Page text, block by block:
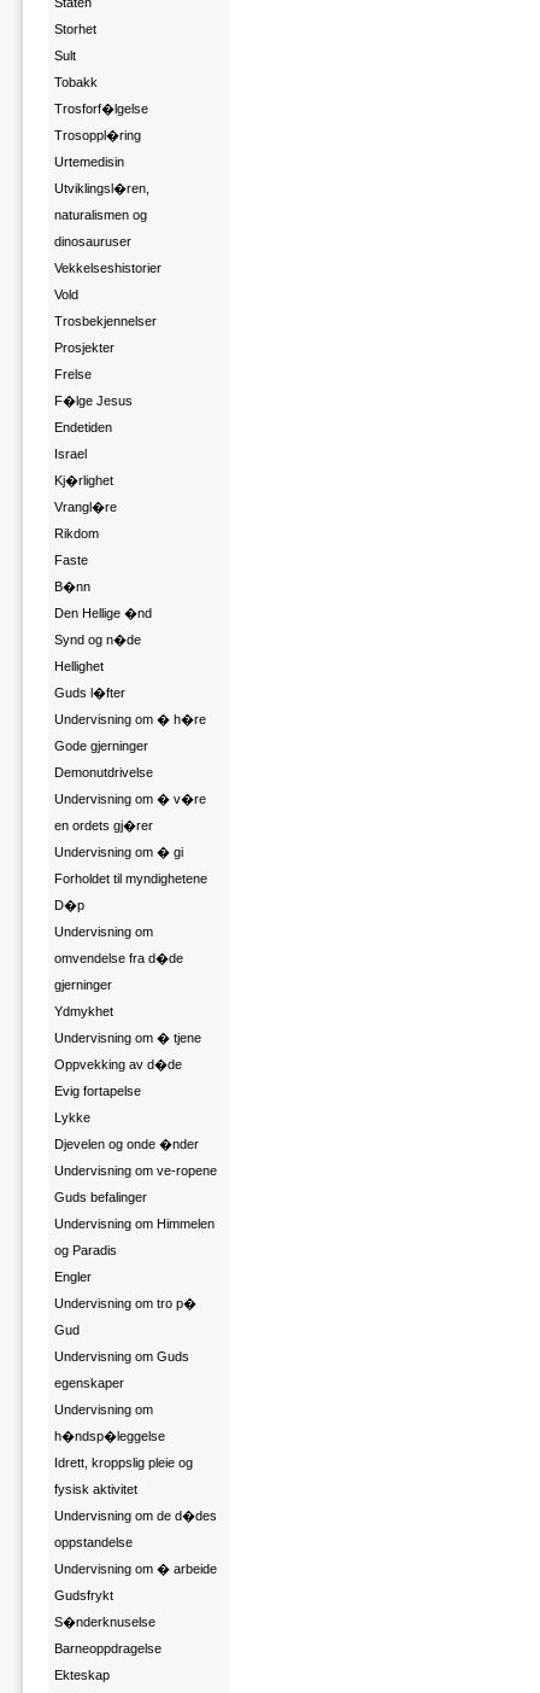
Storhet
Sult
Tobakk
Trosforf�lgelse
Trosoppl�ring
Urtemedisin
Utviklingsl�ren,
naturalismen og
dinosauruser
Vekkelseshistorier
Vold
Trosbekjennelser
Prosjekter
Frelse
F�lge Jesus
Endetiden
Israel
Kj�rlighet
Vrangl�re
Rikdom
Faste
B�nn
Den Hellige �nd
Synd og n�de
Hellighet
Guds l�fter
Undervisning om � h�re
Gode gjerninger
Demonutdrivelse
Undervisning om � v�re
en ordets gj�rer
Undervisning om � gi
Forholdet til myndighetene
D�p
Undervisning om
omvendelse fra d�de
gjerninger
Ydmykhet
Undervisning om � tjene
Oppvekking av d�de
Evig fortapelse
Lykke
Djevelen og onde �nder
Undervisning om ve-ropene
Guds befalinger
Undervisning om Himmelen
og Paradis
Engler
Undervisning om tro p�
Gud
Undervisning om Guds
egenskaper
Undervisning om
h�ndsp�leggelse
Idrett, kroppslig pleie og
fysisk aktivitet
Undervisning om de d�des
oppstandelse
Undervisning om � arbeide
Gudsfrykt
S�nderknuselse
Barneoppdragelse
Ekteskap